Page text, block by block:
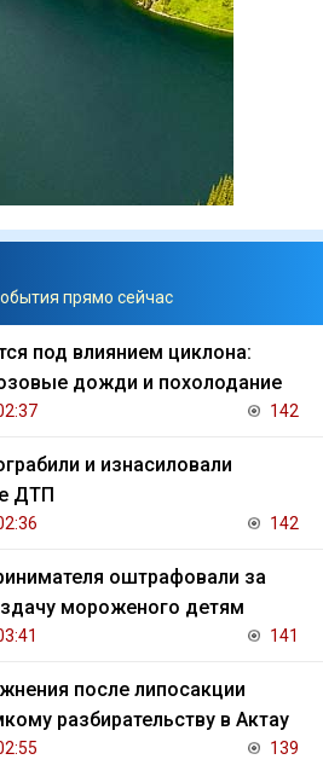
прямо сейчас
под влиянием циклона:
дожди и похолодание
142
и изнасиловали
ДТП
142
оштрафовали за
мороженого детям
141
после липосакции
разбирательству в Актау
139